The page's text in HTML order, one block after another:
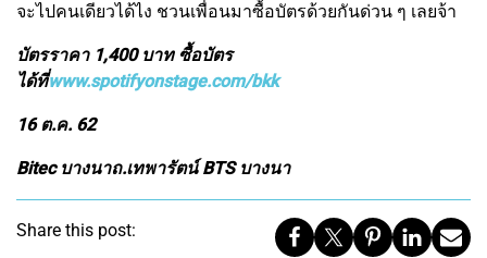
จะไปคนเดียวได้ไง ชวนเพื่อนมาซื้อบัตรด้วยกันด่วน ๆ เลยจ้า
บัตรราคา 1,400 บาท ซื้อบัตร
ได้ที่www.spotifyonstage.com/bkk
16 ต.ค. 62
Bitec บางนาถ.เทพารัตน์ BTS บางนา
Share this post: